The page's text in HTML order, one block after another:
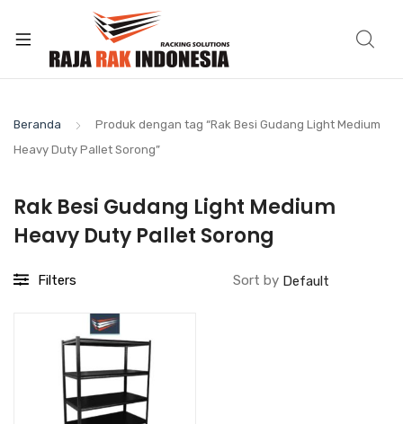
Beranda
Produk dengan tag “Rak Besi Gudang Light Medium
Heavy Duty Pallet Sorong”
Rak Besi Gudang Light Medium
Heavy Duty Pallet Sorong
Filters Sort by